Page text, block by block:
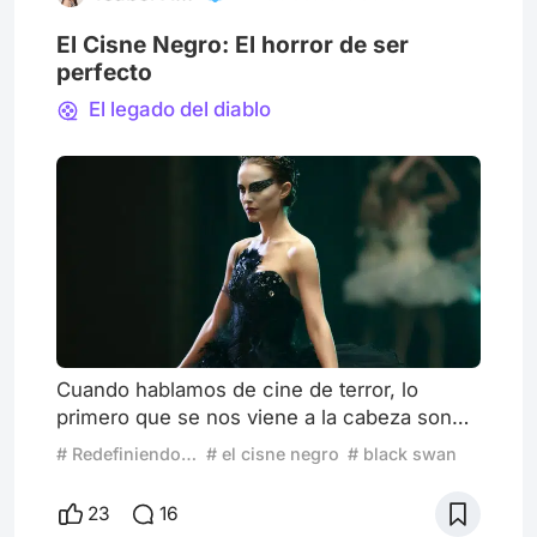
El Cisne Negro: El horror de ser
perfecto
El legado del diablo
Cuando hablamos de cine de terror, lo
primero que se nos viene a la cabeza son
los típicos sustos característicos del género,
las espeluznantes apariciones paranormales
o las más sádicas persecuciones en medio
de una noche solitaria. Pero lo cierto es que
# Redefiniendo el cine de terror # el cisne negro # black swan
23 16